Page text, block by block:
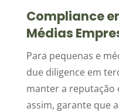
Compliance
Médias
Para pequenas e
due diligence em
manter a reputação
assim, garante que